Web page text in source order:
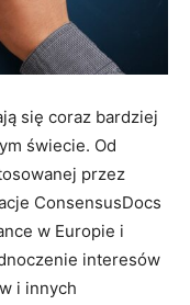
się coraz bardziej
świecie. Od
przez
ConsensusDocs
w Europie i
interesów
i innych